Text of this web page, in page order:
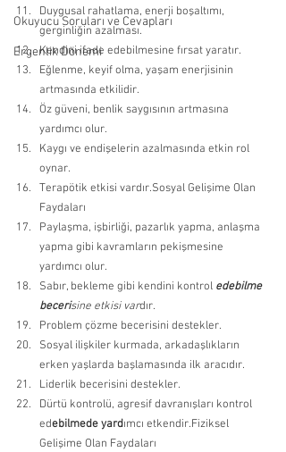
Okuyucu Soruları ve Cevapları
Ergenlik Dönemi
Duygusal rahatlama, enerji boşaltımı,
gerginliğin azalması.
Kendini ifade edebilmesine fırsat yaratır.
Eğlenme, keyif olma, yaşam enerjisinin
artmasında etkilidir.
Öz güveni, benlik saygısının artmasına
yardımcı olur.
Kaygı ve endişelerin azalmasında etkin rol
oynar.
Terapötik etkisi vardır.Sosyal Gelişime Olan
Faydaları
Paylaşma, işbirliği, pazarlık yapma, anlaşma
yapma gibi kavramların pekişmesine
yardımcı olur.
Sabır, bekleme gibi kendini kontrol edebilme
becerisine etkisi vardır.
Problem çözme becerisini destekler.
Sosyal ilişkiler kurmada, arkadaşlıkların
erken yaşlarda başlamasında ilk aracıdır.
Liderlik becerisini destekler.
Dürtü kontrolü, agresif davranışları kontrol
edebilmede yardımcı etkendir.Fiziksel
Gelişime Olan Faydaları